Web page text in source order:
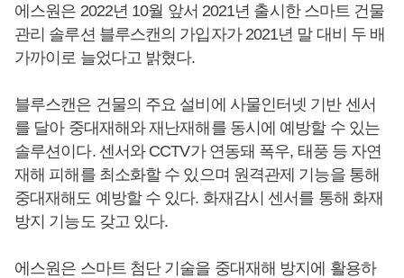
에스원은 2022년 10월 앞서 2021년 출시한 스마트 건물
관리 솔루션 블루스캔의 가입자가 2021년 말 대비 두 배
가까이로 늘었다고 밝혔다.
블루스캔은 건물의 주요 설비에 사물인터넷 기반 센서
를 달아 중대재해와 재난재해를 동시에 예방할 수 있는
솔루션이다. 센서와 CCTV가 연동돼 폭우, 태풍 등 자연
재해 피해를 최소화할 수 있으며 원격관제 기능을 통해
중대재해도 예방할 수 있다. 화재감시 센서를 통해 화재
방지 기능도 갖고 있다.
에스원은 스마트 첨단 기술을 중대재해 방지에 활용하